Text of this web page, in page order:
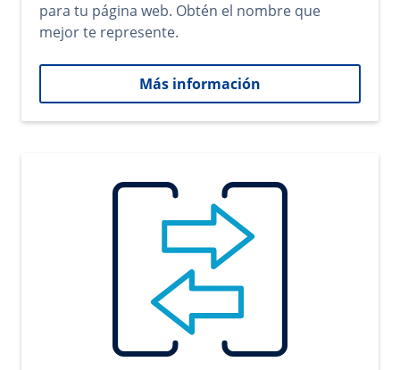
para tu página web. Obtén el nombre que
mejor te represente.
Más información